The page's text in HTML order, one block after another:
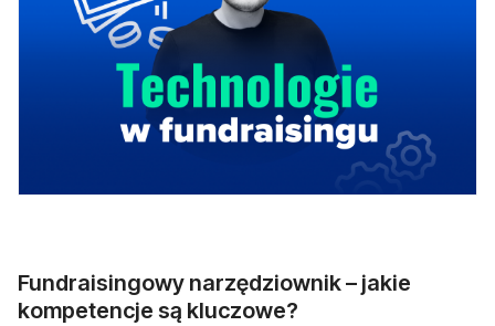
Fundraisingowy narzędziownik – jakie
kompetencje są kluczowe?